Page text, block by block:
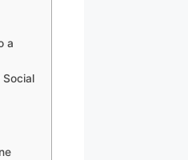
a
Social